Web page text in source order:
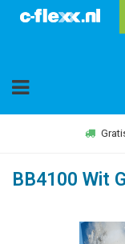
BB4100 Wit